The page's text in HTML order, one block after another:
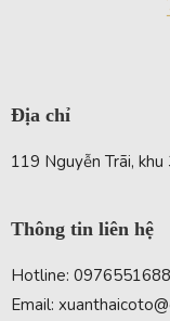
Địa chỉ
119 Nguyễn Trãi,
Thông tin liên hệ
Hotline:
Email: